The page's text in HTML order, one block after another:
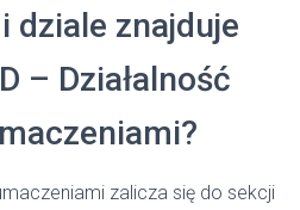
dziale znajduje
– Działalność
zalicza się do sekcji